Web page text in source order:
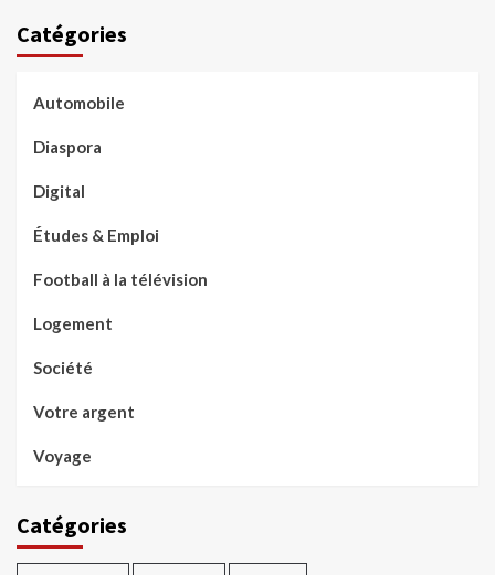
Catégories
Automobile
Diaspora
Digital
Études & Emploi
Football à la télévision
Logement
Société
Votre argent
Voyage
Catégories